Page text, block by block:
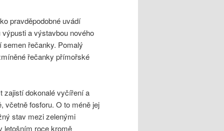
pravděpodobné uvádí
a výstavbou nového
řečanky. Pomalý
řečanky přímořské
zajistí dokonalé vyčíření a
včetně fosforu. O to méně jej
stav mezi zelenými
letošním roce kromě